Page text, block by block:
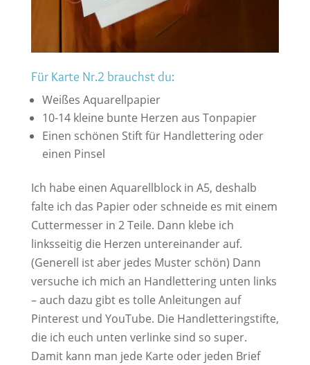
Für Karte Nr.2 brauchst du:
Weißes Aquarellpapier
10-14 kleine bunte Herzen aus Tonpapier
Einen schönen Stift für Handlettering oder
einen Pinsel
Ich habe einen Aquarellblock in A5, deshalb
falte ich das Papier oder schneide es mit einem
Cuttermesser in 2 Teile. Dann klebe ich
linksseitig die Herzen untereinander auf.
(Generell ist aber jedes Muster schön) Dann
versuche ich mich an Handlettering unten links
– auch dazu gibt es tolle Anleitungen auf
Pinterest und YouTube. Die Handletteringstifte,
die ich euch unten verlinke sind so super.
Damit kann man jede Karte oder jeden Brief